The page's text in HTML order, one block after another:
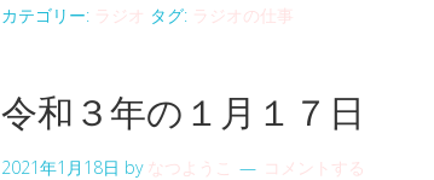
カテゴリー: ラジオ タグ: ラジオの仕事
令和３年の１月１７日
2021年1月18日 by なつようこ コメントする